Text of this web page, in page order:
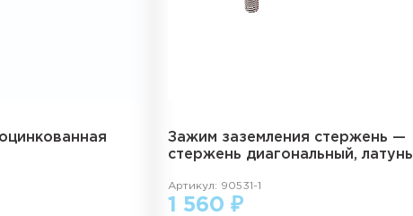
Зажим заземления стержень —
стержень диагональный, латунь
Артикул: 90531-1
1 560 ₽